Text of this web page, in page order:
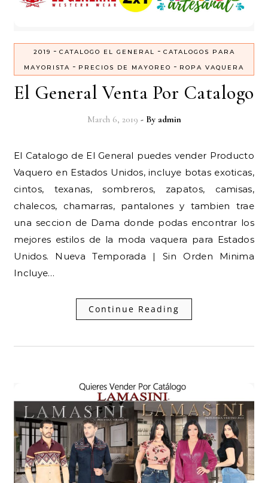
2019 - CATALOGO EL GENERAL - CATALOGOS PARA
MAYORISTA - PRECIOS DE MAYOREO - ROPA VAQUERA
El General Venta Por Catalogo
March 6, 2019 - By admin
El Catalogo de El General puedes vender Producto
Vaquero en Estados Unidos, incluye botas exoticas,
cintos, texanas, sombreros, zapatos, camisas,
chalecos, chamarras, pantalones y tambien trae
una seccion de Dama donde podas encontrar los
mejores estilos de la moda vaquera para Estados
Unidos. Nueva Temporada | Sin Orden Minima
Incluye…
Continue Reading